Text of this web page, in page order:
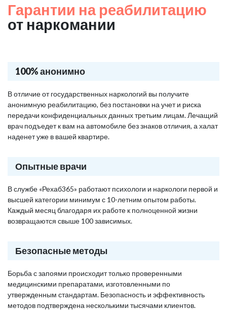
Гарантии на реабилитацию
от наркомании
100% анонимно
В отличие от государственных наркологий вы получите
анонимную реабилитацию, без постановки на учет и риска
передачи конфиденциальных данных третьим лицам. Лечащий
врач подъедет к вам на автомобиле без знаков отличия, а халат
наденет уже в вашей квартире.
Опытные врачи
В службе «Рехаб365» работают психологи и наркологи первой и
высшей категории минимум с 10-летним опытом работы.
Каждый месяц благодаря их работе к полноценной жизни
возвращаются свыше 100 зависимых.
Безопасные методы
Борьба с запоями происходит только проверенными
медицинскими препаратами, изготовленными по
утвержденным стандартам. Безопасность и эффективность
методов подтверждена несколькими тысячами клиентов.